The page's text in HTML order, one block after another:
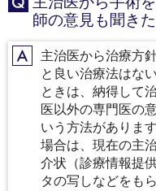
師の意見も聞きた
A主治医から治療方
と良い治療法はな
ときは、納得して
医以外の専門医の
いう方法がありま
場合は、現在の主
介状（診療情報提
タの写しなどをも